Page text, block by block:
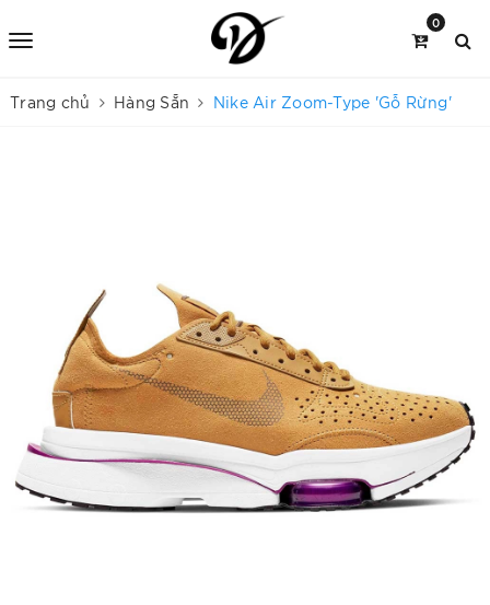
0
Trang chủ Hàng Sẵn Nike Air Zoom-Type 'Gỗ Rừng'